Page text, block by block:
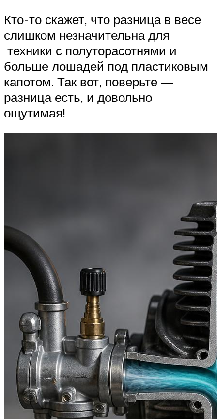
Кто-то скажет, что разница в весе
слишком незначительна для
техники с полуторасотнями и
больше лошадей под пластиковым
капотом. Так вот, поверьте —
разница есть, и довольно
ощутимая!